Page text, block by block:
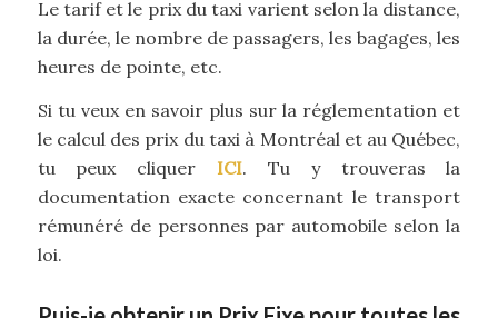
Le tarif et le prix du taxi varient selon la distance,
la durée, le nombre de passagers, les bagages, les
heures de pointe, etc.
Si tu veux en savoir plus sur la réglementation et
le calcul des prix du taxi à Montréal et au Québec,
tu peux cliquer ICI. Tu y trouveras la
documentation exacte concernant le transport
rémunéré de personnes par automobile selon la
loi.